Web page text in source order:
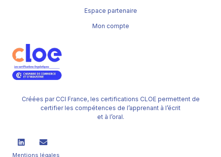
Créées par CCI France, les certifications CLOE permettent de
certifier les compétences de l’apprenant à l’écrit
et à l’oral.
Mentions légales
Espace partenaire
Mon compte